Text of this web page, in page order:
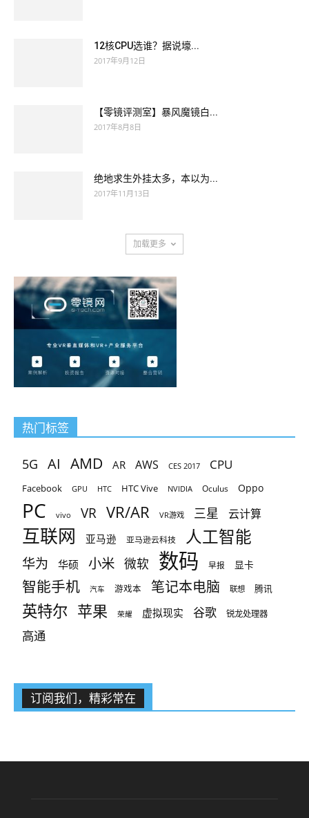
12核CPU选谁？据说壕...
2017年9月12日
【零镜评测室】暴风魔镜白...
2017年8月8日
绝地求生外挂太多，本以为...
2017年11月13日
加载更多
热门标签
5G AI AMD AR AWS CES 2017 CPU
Facebook GPU HTC HTC Vive NVIDIA Oculus Oppo
PC vivo VR VR/AR VR游戏 三星 云计算
互联网 亚马逊 亚马逊云科技 人工智能
华为 华硕 小米 微软 数码 早报 显卡
智能手机 汽车 游戏本 笔记本电脑 联想 腾讯
英特尔 苹果 荣耀 虚拟现实 谷歌 锐龙处理器
高通
订阅我们，精彩常在